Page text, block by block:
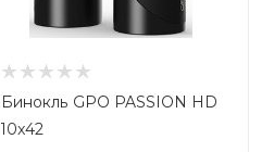
Бинокль GPO PASSION HD
10x42